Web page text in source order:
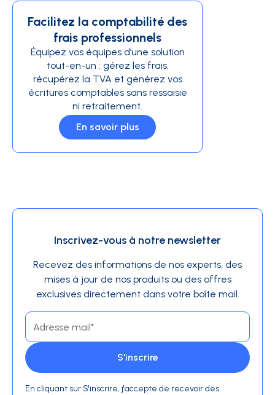
Facilitez la comptabilité des
frais professionnels
Équipez vos équipes d’une solution
tout-en-un : gérez les frais,
récupérez la TVA et générez vos
écritures comptables sans ressaisie
ni retraitement.
En savoir plus
Inscrivez-vous à notre newsletter
Recevez des informations de nos experts, des
mises à jour de nos produits ou des offres
exclusives directement dans votre boîte mail.
En cliquant sur S'inscrire, j'accepte de recevoir des